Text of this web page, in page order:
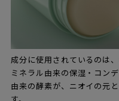
成分に使用されているのは
ミネラル由来の保湿・コン
由来の酵素が、ニオイの元